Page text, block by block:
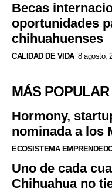
Becas
oportunidades
chihuahuenses
CALIDAD DE VIDA 8 agosto,
MÁS POPULAR
Hormony,
nominada a los
ECOSISTEMA
Uno de cada
Chihuahua no